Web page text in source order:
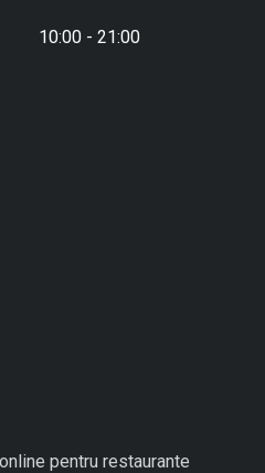
10:00 - 21:00
pentru restaurante